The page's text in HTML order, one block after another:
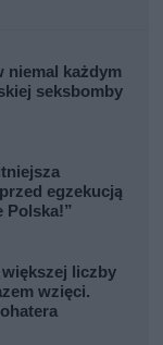
niemal każdym
seksbomby
egzekucją
Polska!”
liczby
wzięci.